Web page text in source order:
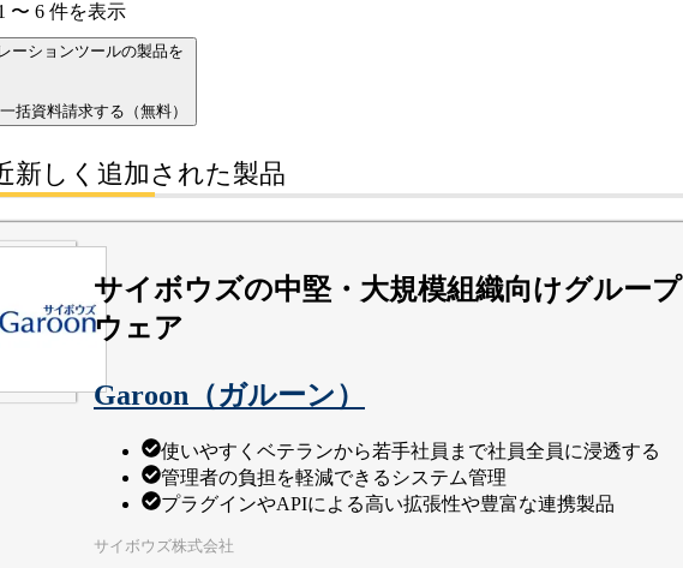
〜 6 件を表示
ーションツールの製品を
一括資料請求する（無料）
新しく追加された 製品
サイボウズの中堅・大規模組織向けグループ
ウェア
Garoon（ガルーン）
使いやすくベテランから若手社員まで社員全員に浸透する
管理者の負担を軽減できるシステム管理
プラグインやAPIによる高い拡張性や豊富な連携製品
サイボウズ株式会社